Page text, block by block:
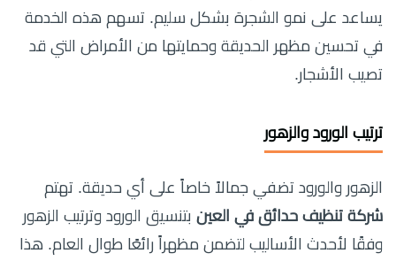
يساعد على نمو الشجرة بشكل سليم. تسهم هذه الخدمة
في تحسين مظهر الحديقة وحمايتها من الأمراض التي قد
تصيب الأشجار.
ترتيب الورود والزهور
الزهور والورود تضفي جمالاً خاصاً على أي حديقة. تهتم
شركة تنظيف حدائق في العين بتنسيق الورود وترتيب الزهور
وفقًا لأحدث الأساليب لتضمن مظهراً رائعًا طوال العام. هذا